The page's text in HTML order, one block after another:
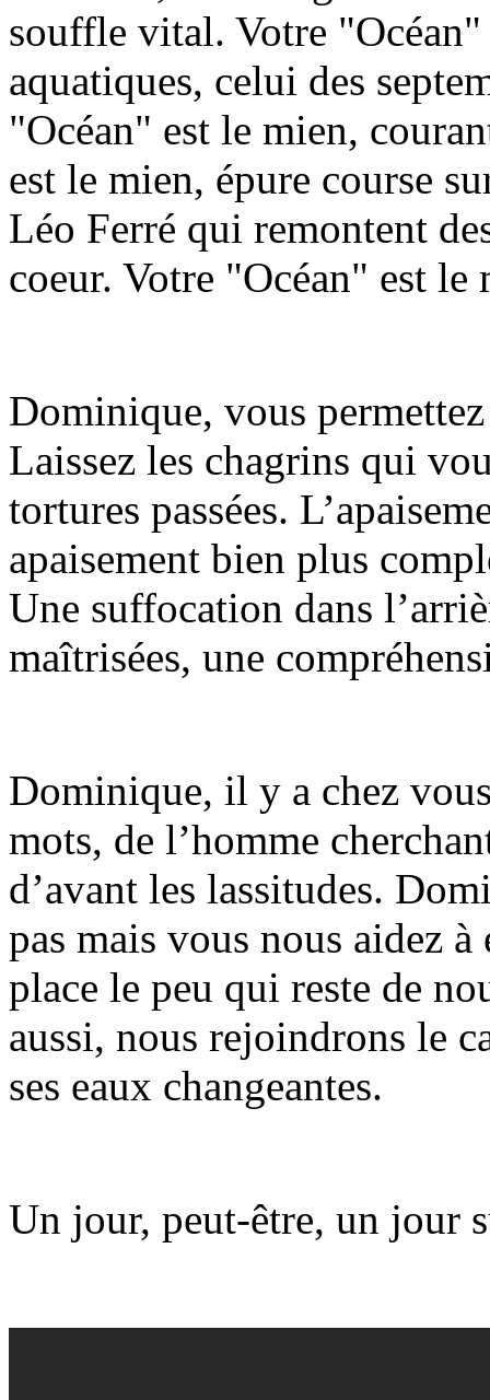
souffle vital. Votre "Océan"
aquatiques, celui des
"Océan" est le mien,
est le mien, épure course
Léo Ferré qui remontent
coeur. Votre "Océan" est le
Dominique, vous
Laissez les chagrins qui
tortures passées.
apaisement bien plus
Une suffocation dans
maîtrisées, une
Dominique, il y a chez
mots, de l’homme
d’avant les lassitudes.
pas mais vous nous aidez
place le peu qui reste de
aussi, nous rejoindrons le
ses eaux changeantes.
Un jour, peut-être, un jour